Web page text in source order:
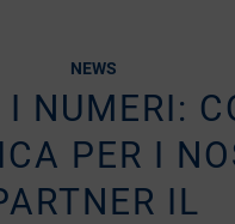
NEWS
I NUMERI:
PER I
IL